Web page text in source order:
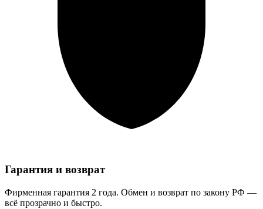
Гарантия и возврат
Фирменная гарантия 2 года. Обмен и возврат по закону РФ —
всё прозрачно и быстро.